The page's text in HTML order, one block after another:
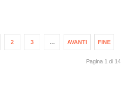
2 3 … AVANTI FINE
Pagina 1 di 14